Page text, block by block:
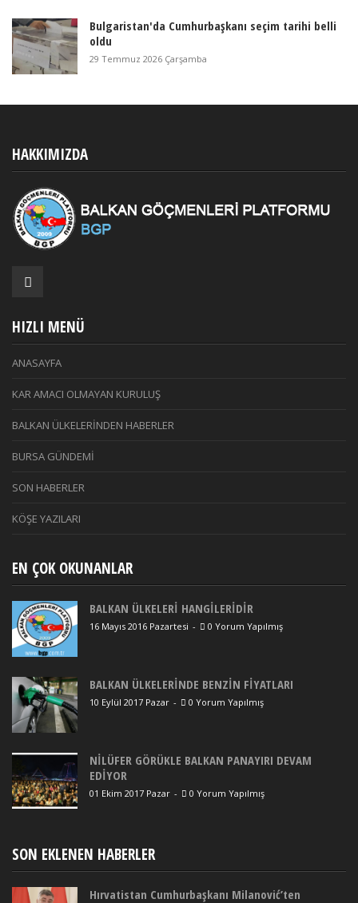
Bulgaristan'da Cumhurbaşkanı seçim tarihi belli
oldu
29 Temmuz 2026 Çarşamba
HAKKIMIZDA
HIZLI MENÜ
ANASAYFA
KAR AMACI OLMAYAN KURULUŞ
BALKAN ÜLKELERİNDEN HABERLER
BURSA GÜNDEMİ
SON HABERLER
KÖŞE YAZILARI
EN ÇOK OKUNANLAR
BALKAN ÜLKELERİ HANGİLERİDİR
16 Mayıs 2016 Pazartesi - 0 Yorum Yapılmış
BALKAN ÜLKELERİNDE BENZİN FİYATLARI
10 Eylül 2017 Pazar - 0 Yorum Yapılmış
NİLÜFER GÖRÜKLE BALKAN PANAYIRI DEVAM
EDİYOR
01 Ekim 2017 Pazar - 0 Yorum Yapılmış
SON EKLENEN HABERLER
Hırvatistan Cumhurbaşkanı Milanović’ten